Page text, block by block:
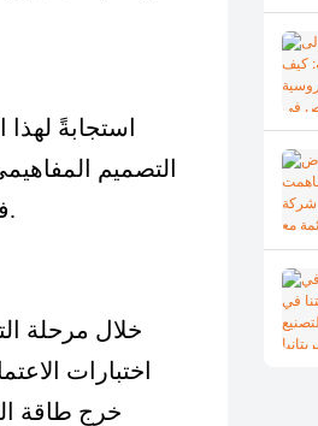
استجابةً
التصميم
فكرة العميل إلى منتج جاهز للسوق - مفرمة اللحم الجديدة MGZ - في غضون أربعة أشهر فقط.
خلال مرحلة
اختبارات
خرج طاقة